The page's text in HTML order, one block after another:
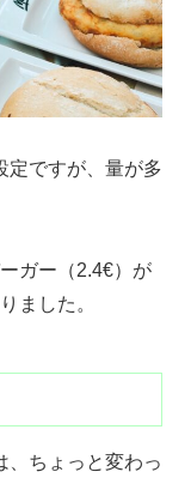
定ですが、量が多
ガー（2.4€）が
ました。
、ちょっと変わっ